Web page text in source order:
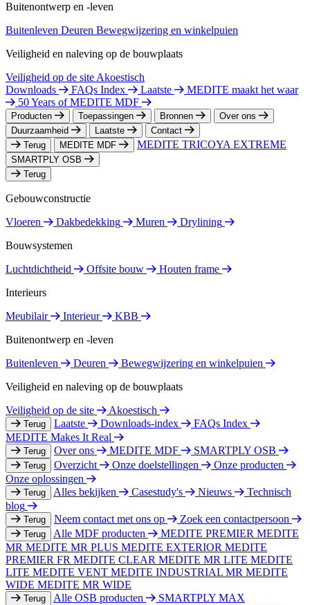
Buitenontwerp en -leven
Buitenleven Deuren Bewegwijzering en winkelpuien
Veiligheid en naleving op de bouwplaats
Veiligheid op de site Akoestisch
Downloads
FAQs Index Laatste
MEDITE maakt het waar
50 Years of MEDITE MDF
Producten Toepassingen Bronnen
Over ons
Duurzaamheid
Laatste
Contact
Terug
MEDITE MDF MEDITE TRICOYA EXTREME
SMARTPLY OSB
Terug
Gebouwconstructie
Vloeren
Dakbedekking Muren
Drylining
Bouwsystemen
Luchtdichtheid
Offsite bouw
Houten frame
Interieurs
Meubilair
Interieur
KBB
Buitenontwerp en -leven
Buitenleven
Deuren
Bewegwijzering en winkelpuien
Veiligheid en naleving op de bouwplaats
Veiligheid op de site
Akoestisch
Terug Laatste Downloads-index
FAQs Index
MEDITE Makes It Real
Terug Over ons MEDITE MDF SMARTPLY OSB
Terug Overzicht Onze doelstellingen
Onze producten
Onze oplossingen
Terug Alles bekijken Casestudy's Nieuws
Technisch
blog
Terug Neem contact met ons op Zoek een contactpersoon
Terug Alle MDF producten MEDITE PREMIER MEDITE
MR MEDITE MR PLUS MEDITE EXTERIOR MEDITE
PREMIER FR MEDITE CLEAR MEDITE MR LITE MEDITE
LITE MEDITE VENT MEDITE INDUSTRIAL MR MEDITE
WIDE MEDITE MR WIDE
Terug Alle OSB producten
SMARTPLY MAX